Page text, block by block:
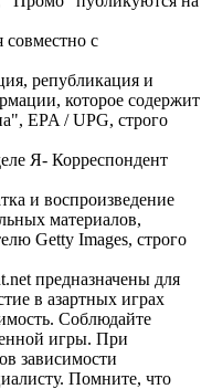
совместно с
републикация и
которое содержит
EPA / UPG, строго
Я- Корреспондент
и воспроизведение
материалов,
Getty Images, строго
предназначены для
в азартных играх
Соблюдайте
игры. При
зависимости
Помните, что